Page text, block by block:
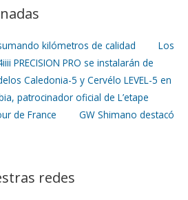
kilómetros de calidad
Los
PRECISION PRO se instalarán de
Caledonia-5 y Cervélo LEVEL-5 en
patrocinador oficial de L’etape
de France
GW Shimano destacó
redes